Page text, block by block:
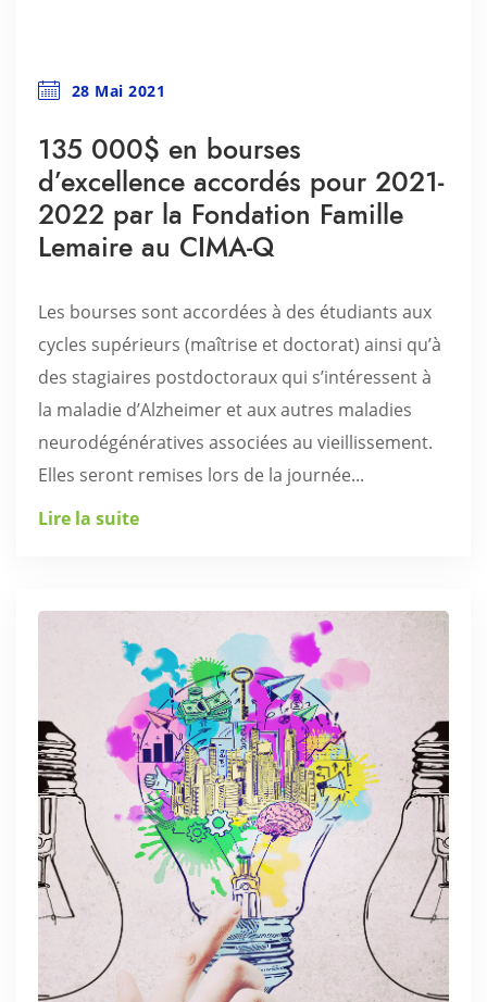
28 Mai 2021
135 000$ en bourses
d’excellence accordés pour 2021-
2022 par la Fondation Famille
Lemaire au CIMA-Q
Les bourses sont accordées à des étudiants aux
cycles supérieurs (maîtrise et doctorat) ainsi qu’à
des stagiaires postdoctoraux qui s’intéressent à
la maladie d’Alzheimer et aux autres maladies
neurodégénératives associées au vieillissement.
Elles seront remises lors de la journée...
Lire la suite